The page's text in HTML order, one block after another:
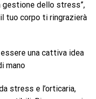
gestione dello stress”,
tuo corpo ti ringrazierà
una cattiva idea
mano
stress e l’orticaria,